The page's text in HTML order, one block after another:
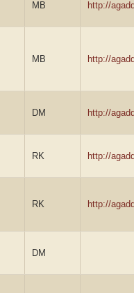
MB http://
MB http://
DM http://
RK http://
RK http://
DM